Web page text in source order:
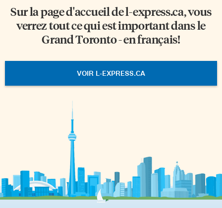
Sur la page d'accueil del-express.ca, vous
verrez tout ce qui est important dans le
Grand Toronto - en français!
VOIR L-EXPRESS.CA